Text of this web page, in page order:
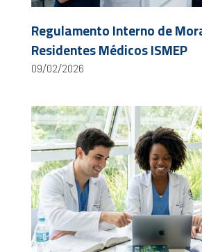
Regulamento Interno de
Residentes Médicos ISMEP
09/02/2026